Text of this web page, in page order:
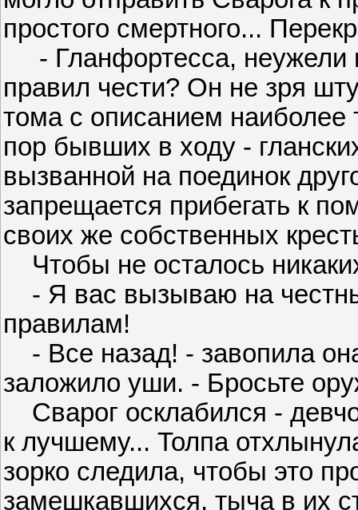
простого смертного...
- Гланфортесса, неужели
правил чести? Он не зря
тома с описанием наиболее
пор бывших в ходу -
вызванной на поединок
запрещается прибегать к
своих же собственных
Чтобы не осталось
- Я вас вызываю на
правилам!
- Все назад! - завопила
заложило уши. - Бросьте
Сварог осклабился -
к лучшему... Толпа
зорко следила, чтобы это
замешкавшихся, тыча в их